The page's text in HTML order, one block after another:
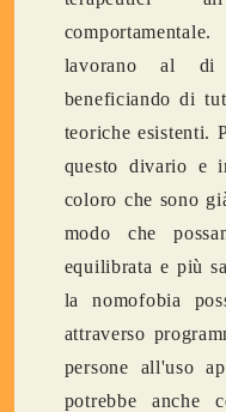
lavorano al di
beneficiando di
teoriche esistenti.
questo divario e
coloro che sono
modo che
equilibrata e più
la nomofobia
attraverso
persone all'uso
potrebbe anche